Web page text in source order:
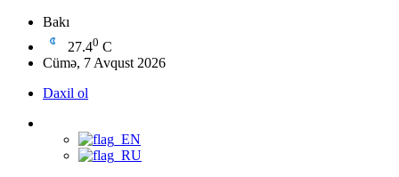
Bakı
27.40 C
Cümə, 7 Avqust 2026
Daxil ol